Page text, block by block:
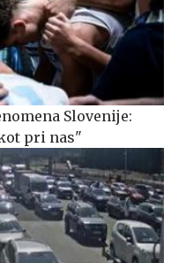
Slovenije:
pri nas"